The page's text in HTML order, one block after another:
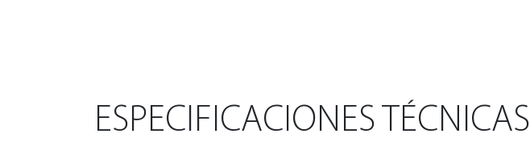
ESPECIFICACIONES TÉCNICAS